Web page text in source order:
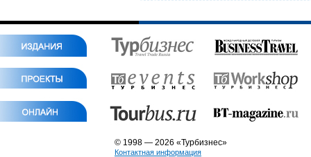
© 1998 — 2026 «Турбизнес»
Контактная информация